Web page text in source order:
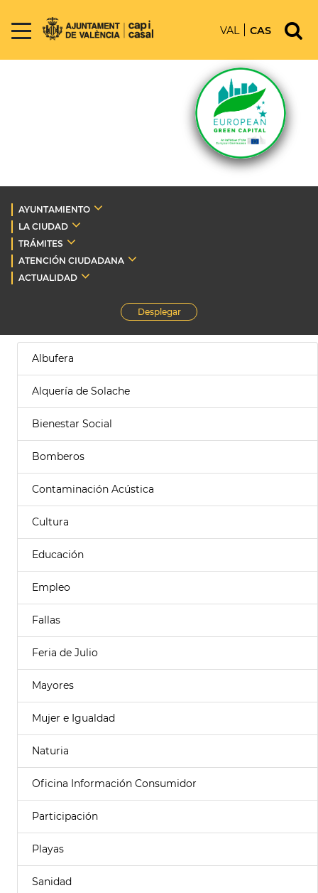
VAL CAS
AYUNTAMIENTO
LA CIUDAD
TRÁMITES
ATENCIÓN CIUDADANA
ACTUALIDAD
Desplegar
Albufera
Alquería de Solache
Bienestar Social
Bomberos
Contaminación Acústica
Cultura
Educación
Empleo
Fallas
Feria de Julio
Mayores
Mujer e Igualdad
Naturia
Oficina Información Consumidor
Participación
Playas
Sanidad